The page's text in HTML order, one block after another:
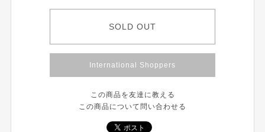
SOLD OUT
International Shoppers
この商品を友達に教える
この商品について問い合わせる